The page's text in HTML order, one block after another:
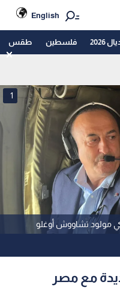
English
2026 فلسطين طقس
مولود تشاووش أوغلو
1
مع مصر